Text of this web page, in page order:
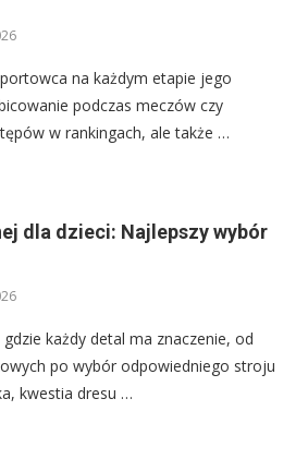
na każdym etapie jego
podczas meczów czy
w rankingach, ale także …
dla dzieci: Najlepszy wybór
każdy detal ma znaczenie, od
po wybór odpowiedniego stroju
kwestia dresu …